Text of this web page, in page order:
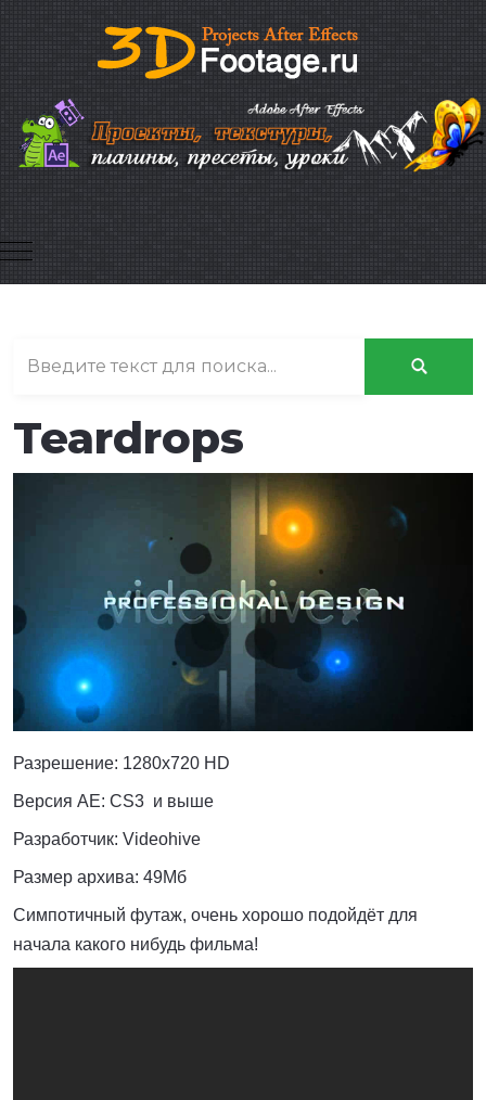
Mobile Menu Toggle
Teardrops
Разрешение: 1280x720 HD
Версия AE: CS3 и выше
Разработчик: Videohive
Размер архива: 49Мб
Симпотичный футаж, очень хорошо подойдёт для
начала какого нибудь фильма!